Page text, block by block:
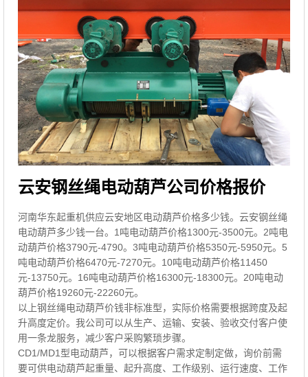
云安钢丝绳电动葫芦公司价格报价
河南华东起重机供应云安地区电动葫芦价格多少钱。云安钢丝绳
电动葫芦多少钱一台。1吨电动葫芦价格1300元-3500元。2吨电
动葫芦价格3790元-4790。3吨电动葫芦价格5350元-5950元。5
吨电动葫芦价格6470元-7270元。10吨电动葫芦价格11450
元-13750元。16吨电动葫芦价格16300元-18300元。20吨电动
葫芦价格19260元-22260元。
以上钢丝绳电动葫芦价钱非标准型，实际价格需要根据跨度及起
升高度定价。我公司可以从生产、运输、安装、验收交付客户使
用一条龙服务，减少客户采购繁琐步骤。
CD1/MD1型电动葫芦，可以根据客户需求定制定做，询价前需
要可供电动葫芦起重量、起升高度、工作级别、运行速度、工作